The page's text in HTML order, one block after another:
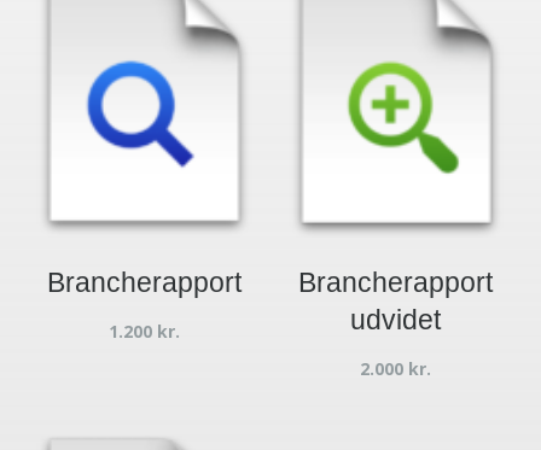
Brancherapport
1.200 kr.
Brancherapport
udvidet
2.000 kr.